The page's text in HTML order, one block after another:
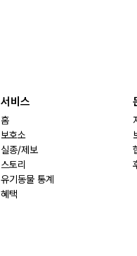
서비스
홈
보호소
실종/제보
스토리
유기동물 통계
혜택